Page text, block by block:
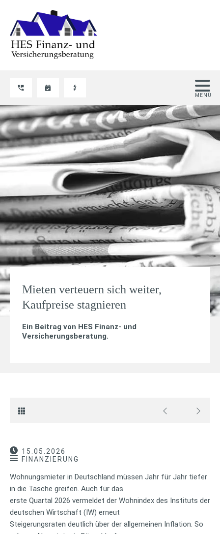
Mieten verteuern sich weiter,
Kaufpreise stagnieren
Ein Beitrag von HES Finanz- und
Versicherungsberatung.
15.05.2026
FINANZIERUNG
Wohnungsmieter in Deutschland müssen Jahr für Jahr tiefer
in die Tasche greifen. Auch für das
erste Quartal 2026 vermeldet der Wohnindex des Instituts der
deutschen Wirtschaft (IW) erneut
Steigerungsraten deutlich über der allgemeinen Inflation. So